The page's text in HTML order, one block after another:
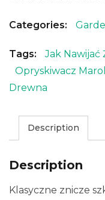
Categories:
Tags: Jak Nawijać
Opryskiwacz
Drewna
Description
Description
Klasyczne znicze